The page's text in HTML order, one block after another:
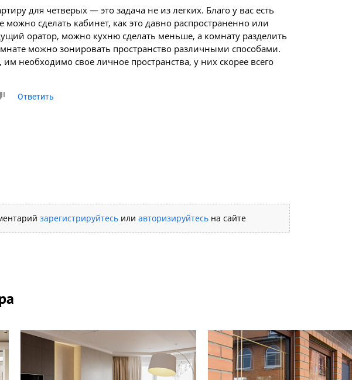
для четверых — это задача не из легких. Благо у вас есть
сделать кабинет, как это давно распространенно или
оратор, можно кухню сделать меньше, а комнату разделить
можно зонировать пространство различными способами.
необходимо свое личное пространства, у них скорее всего
Ответить
зарегистрируйтесьили авторизируйтесьна сайте